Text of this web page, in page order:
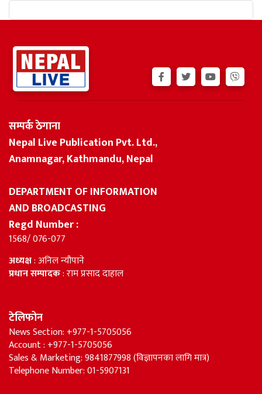
सम्पर्क ठेगाना
Nepal Live Publication Pvt. Ltd.,
Anamnagar, Kathmandu, Nepal
DEPARTMENT OF INFORMATION
AND BROADCASTING
Regd Number :
1568/ 076-077
अध्यक्ष: अनिल न्यौपाने
प्रधान सम्पादक: राम प्रसाद दाहाल
टेलिफोन
News Section: +977-1-5705056
Account : +977-1-5705056
Sales & Marketing: 9841877998 (विज्ञापनका लागि मात्र)
Telephone Number: 01-5907131